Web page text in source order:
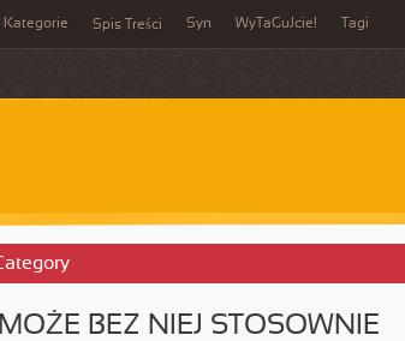
Kategorie Spis Treści Syn WyTaGuJcie! Tagi
BEZ NIEJ STOSOWNIE